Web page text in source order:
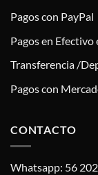
Pagos con PayPal
Pagos en Efectivo
Transferencia /
Pagos con
CONTACTO
Whatsapp: 56